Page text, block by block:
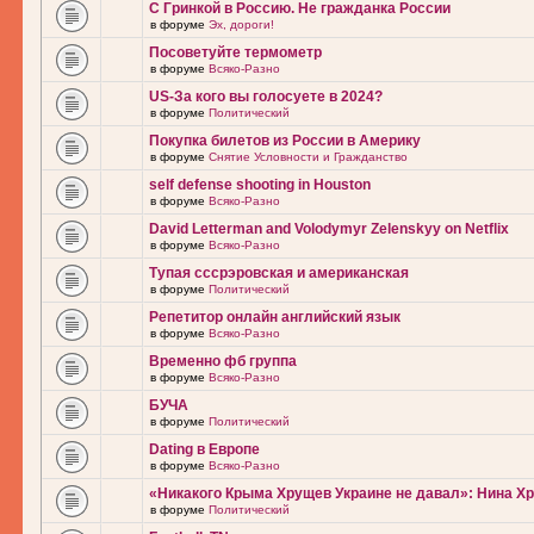
С Гринкой в Россию. Не гражданка России
в форуме Эх, дороги!
Посоветуйте термометр
в форуме Всяко-Разно
US-За кого вы голосуете в 2024?
в форуме Политический
Покупка билетов из России в Америку
в форуме Снятие Условности и Гражданство
self defense shooting in Houston
в форуме Всяко-Разно
David Letterman and Volodymyr Zelenskyy on Netflix
в форуме Всяко-Разно
Тупая сссрэровская и американская
в форуме Политический
Репетитор онлайн английский язык
в форуме Всяко-Разно
Временно фб группа
в форуме Всяко-Разно
БУЧА
в форуме Политический
Dating в Европе
в форуме Всяко-Разно
«Никакого Крыма Хрущев Украине не давал»: Нина
в форуме Политический